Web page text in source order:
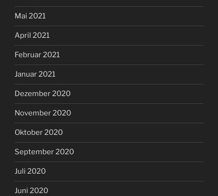
Mai 2021
April 2021
Februar 2021
Januar 2021
Dezember 2020
November 2020
Oktober 2020
September 2020
Juli 2020
Juni 2020